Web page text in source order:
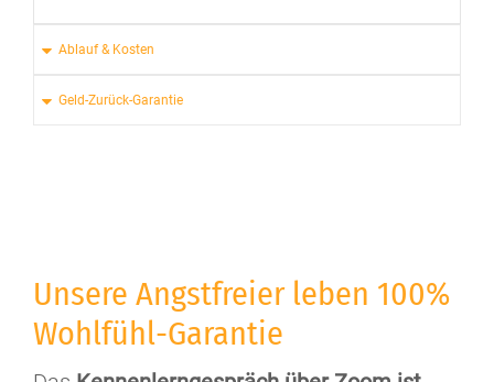
Ablauf & Kosten
Geld-Zurück-Garantie
Unsere Angstfreier leben 100%
Wohlfühl-Garantie